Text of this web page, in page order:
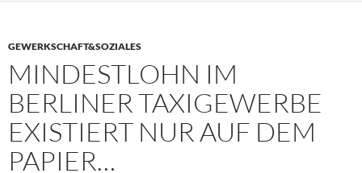
GEWERKSCHAFT&SOZIALES
MINDESTLOHN IM
BERLINER TAXIGEWERBE
EXISTIERT NUR AUF DEM
PAPIER…